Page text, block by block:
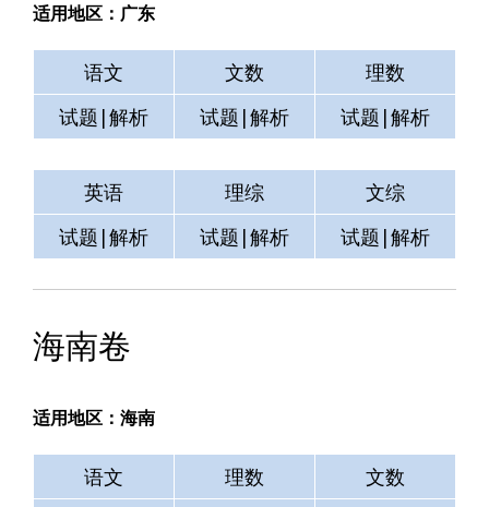
适用地区：广东
语文 文数
理数
试题|解析
试题|解析 试题|解析
英语 理综
文综
试题|解析
试题|解析 试题|解析
海南卷
适用地区：海南
语文 理数
文数